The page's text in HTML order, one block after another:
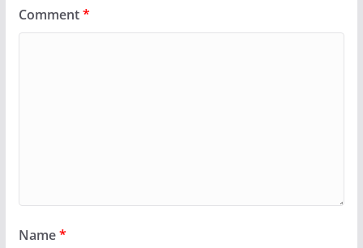
Comment*
Name*